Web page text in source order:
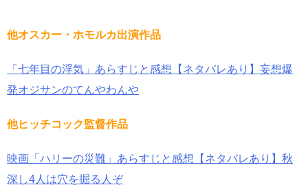
他オスカー・ホモルカ出演作品
「七年目の浮気」あらすじと感想【ネタバレあり】妄想爆
発オジサンのてんやわんや
他ヒッチコック監督作品
映画「ハリーの災難」あらすじと感想【ネタバレあり】秋
深し4人は穴を掘る人ぞ